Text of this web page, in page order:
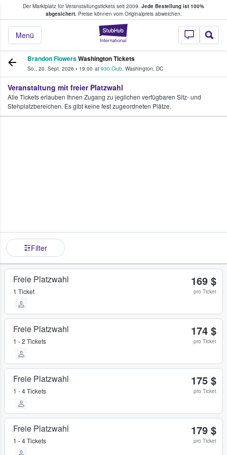
Der Marktplatz für Veranstaltungstickets seit 2009. Jede Bestellung ist 100%
abgesichert.Preise können vom Originalpreis abweichen.
StubHub - Wo
Menü
Tickets kaufen & verkaufen
Brandon FlowersWashington Tickets
So., 20. Sept. 2026 • 19:00 at 930 Club, Washington, DC
Veranstaltung mit freier Platzwahl
Alle Tickets erlauben Ihnen Zugang zu jeglichen verfügbaren Sitz- und
Stehplatzbereichen. Es gibt keine fest zugeordneten Plätze.
Filter
Freie Platzwahl
1 Ticket
169 $
pro Ticket
Freie Platzwahl
1 - 2 Tickets
174 $
pro Ticket
Freie Platzwahl
1 - 4 Tickets
175 $
pro Ticket
Freie Platzwahl
1 - 4 Tickets
179 $
pro Ticket